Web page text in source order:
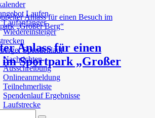
Laufen
Laufanfänger
Wiedereinsteiger
Spendenlauf
Nachrichten
Ausschreibung
Onlineanmeldung
Teilnehmerliste
Spendenlauf Ergebnisse
Laufstrecke
Anlass für einen
im Sportpark „Großer